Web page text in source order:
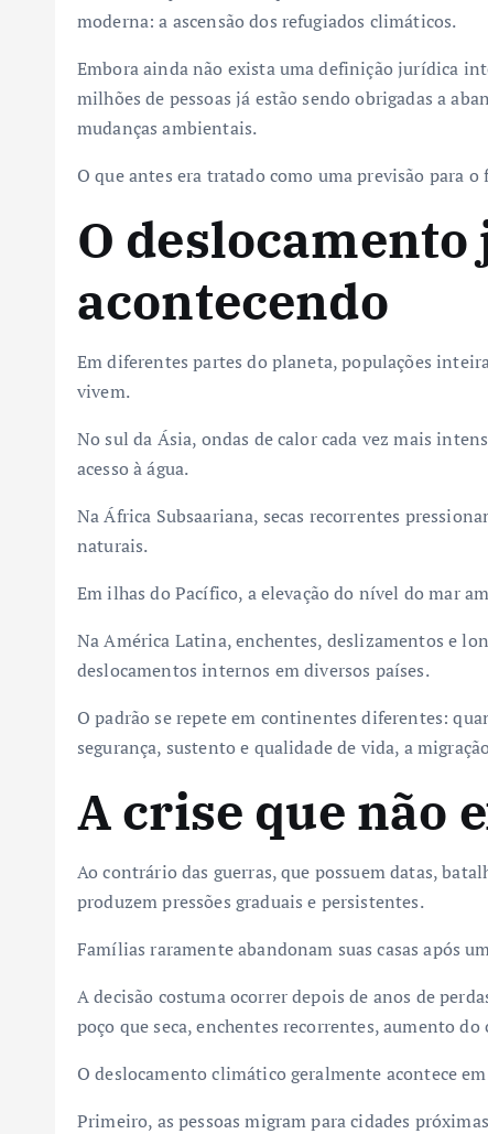
moderna: a ascensão dos refugiados climáticos.
Embora ainda não exista uma definição jurídica
milhões de pessoas já estão sendo obrigadas a
mudanças ambientais.
O que antes era tratado como uma previsão para
O deslocamento
acontecendo
Em diferentes partes do planeta, populações
vivem.
No sul da Ásia, ondas de calor cada vez mais
acesso à água.
Na África Subsaariana, secas recorrentes
naturais.
Em ilhas do Pacífico, a elevação do nível do mar
Na América Latina, enchentes, deslizamentos e
deslocamentos internos em diversos países.
O padrão se repete em continentes diferentes:
segurança, sustento e qualidade de vida, a
A crise que não
Ao contrário das guerras, que possuem datas,
produzem pressões graduais e persistentes.
Famílias raramente abandonam suas casas após
A decisão costuma ocorrer depois de anos de
poço que seca, enchentes recorrentes, aumento
O deslocamento climático geralmente acontece
Primeiro, as pessoas migram para cidades